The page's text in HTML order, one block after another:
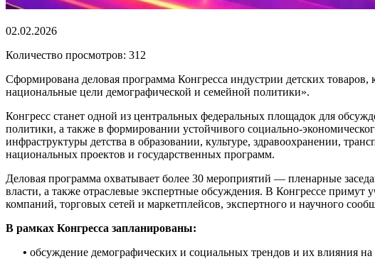
02.02.2026
Количество просмотров: 312
Сформирована деловая программа Конгресса индустрии детских
национальные цели демографической и семейной политики».
Конгресс станет одной из центральных федеральных площадок для
политики, а также в формировании устойчивого социально-
инфраструктуры детства в образовании, культуре, здравоохранении,
национальных проектов и государственных программ.
Деловая программа охватывает более 30 мероприятий — пленарные
власти, а также отраслевые экспертные обсуждения. В Конгрессе
компаний, торговых сетей и маркетплейсов, экспертного и научного
В рамках Конгресса запланированы:
• обсуждение демографических и социальных трендов и их влияния на